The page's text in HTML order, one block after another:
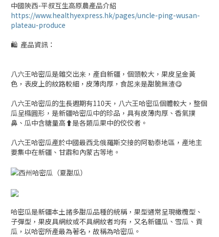
中國陝西-平叔互生高原農產品介紹
https://www.healthyexpress.hk/pages/uncle-ping-wusan-
plateau-produce
🛍 產品資訊：
八六王哈密瓜是雜交出来，產自新疆，個頭較大，果皮呈金黃
色，表皮上的紋路較細，皮薄肉厚，食起来是甜脆無渣😋
八六王哈密瓜的生長週期有110天，八六王哈密瓜個體較大，整個
瓜呈橢圓形，是新疆哈密瓜中的珍品，具有皮薄肉厚、香氣撲
鼻、瓜中含糖量高⬆️是各類瓜果中的佼佼者。
八六王哈密瓜產於中國最西北俄羅斯交接的阿勒泰地區，產地主
要集中在新疆、甘肅和內蒙古等地。
哈密瓜是新疆本土諸多甜瓜品種的統稱，果型通常呈現橄欖型、
子彈型，果皮具網紋或不具網紋者均有，又名新疆瓜、雪瓜、貢
瓜，以哈密所產最為著名，故稱為哈密瓜。